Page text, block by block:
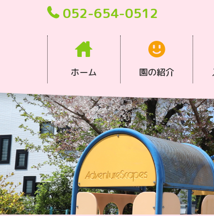
052-654-0512
ホーム 園の紹介